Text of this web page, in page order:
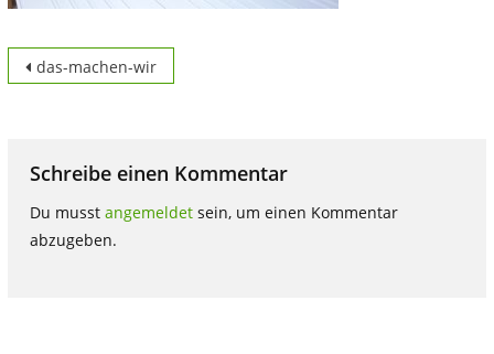
Beitragsnavigation
das-machen-wir
Schreibe einen Kommentar
Du musst angemeldetsein, um einen Kommentar
abzugeben.